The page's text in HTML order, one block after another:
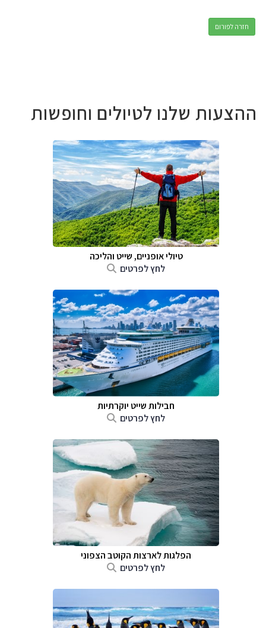
חזרה לפורום
ההצעות שלנו לטיולים וחופשות
טיולי אופניים, שייט והליכה
לחץ לפרטים
חבילות שייט יוקרתיות
לחץ לפרטים
הפלגות לארצות הקוטב הצפוני
לחץ לפרטים